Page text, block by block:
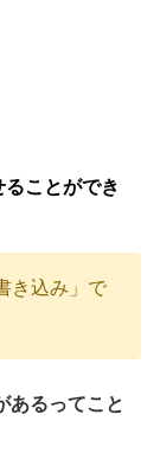
ことができ
き込み」で
あるってこと